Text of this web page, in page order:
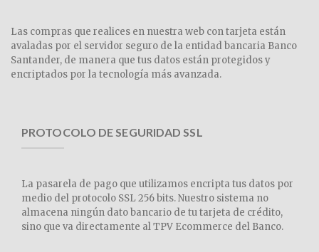
Las compras que realices en nuestra web con tarjeta están
avaladas por el servidor seguro de la entidad bancaria Banco
Santander, de manera que tus datos están protegidos y
encriptados por la tecnología más avanzada.
PROTOCOLO DE SEGURIDAD SSL
La pasarela de pago que utilizamos encripta tus datos por
medio del protocolo SSL 256 bits. Nuestro sistema no
almacena ningún dato bancario de tu tarjeta de crédito,
sino que va directamente al TPV Ecommerce del Banco.